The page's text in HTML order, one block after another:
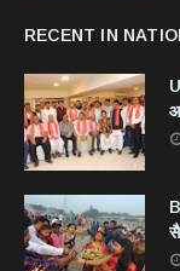
RECENT IN